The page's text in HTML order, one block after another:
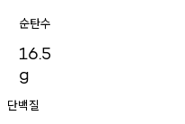
순탄수
16.5
g
단백질